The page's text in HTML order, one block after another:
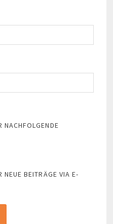
NACHFOLGENDE
NEUE BEITRÄGE VIA E-